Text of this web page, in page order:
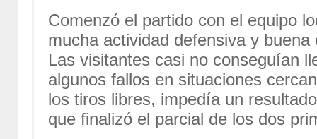
Comenzó el partido con el equipo
mucha actividad defensiva y
Las visitantes casi no conseguían
algunos fallos en situaciones
los tiros libres, impedía un
que finalizó el parcial de los dos